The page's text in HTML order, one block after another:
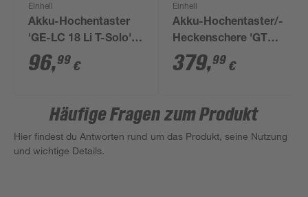
Einhell
Akku-Hochentaster
'GE-LC 18 Li T-Solo'
ohne Akku 18 V 20 cm
96,99 €
Einhell
Akku-Hochentaster/-
Heckenschere 'GT
GE-LM 36/4in1 Li-
Solo' ohne Akku und
379,99 €
Häufige Fragen zum Produkt
Hier findest du Antworten rund um das Produkt, seine Nutzung
und wichtige Details.